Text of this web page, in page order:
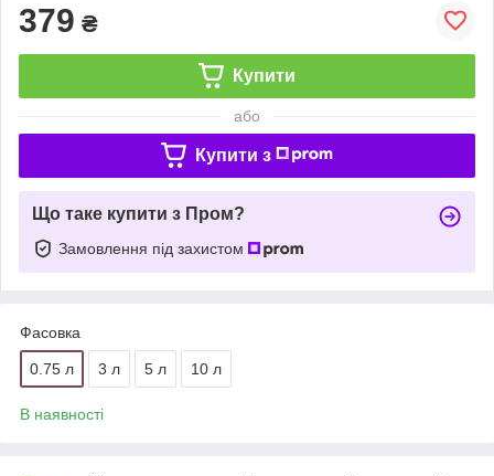
379 ₴
Купити
або
Купити з
Що таке купити з Пром?
Замовлення під захистом
Фасовка
0.75 л 3 л 5 л 10 л
В наявності